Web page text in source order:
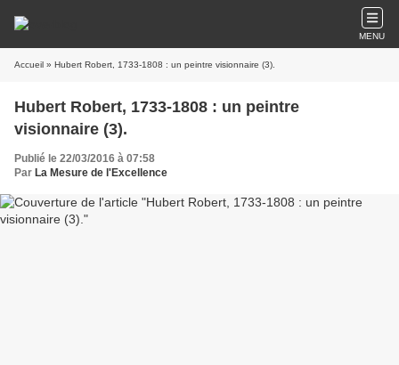
MENU
Accueil » Hubert Robert, 1733-1808 : un peintre visionnaire (3).
Hubert Robert, 1733-1808 : un peintre
visionnaire (3).
Publié le 22/03/2016 à 07:58
Par La Mesure de l'Excellence